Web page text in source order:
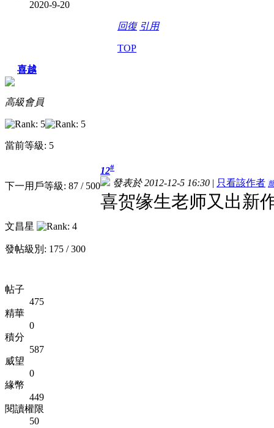
2020-9-20
回復 引用
TOP
喜越
高級會員
當前等級: 5
下一用戶等級: 87 / 500
文昌星
發帖級別: 175 / 300
帖子
475
精華
0
積分
587
威望
0
緣幣
449
閱讀權限
50
12#
發表於 2012-12-5 16:30 | 只看該作者
喜贺缘生老师又出新